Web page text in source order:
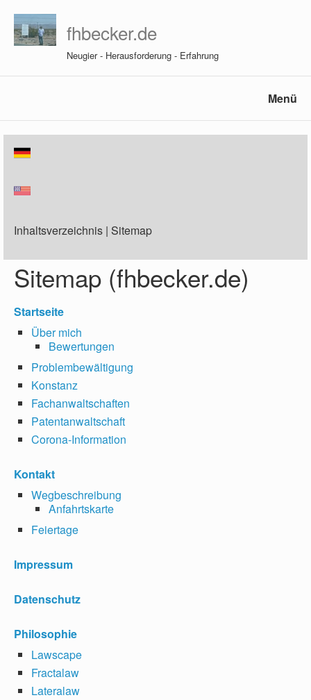
fhbecker.de
Neugier - Herausforderung - Erfahrung
Menü
Inhaltsverzeichnis | Sitemap
Sitemap (fhbecker.de)
Startseite
Über mich
Bewertungen
Problembewältigung
Konstanz
Fachanwaltschaften
Patentanwaltschaft
Corona-Information
Kontakt
Wegbeschreibung
Anfahrtskarte
Feiertage
Impressum
Datenschutz
Philosophie
Lawscape
Fractalaw
Lateralaw